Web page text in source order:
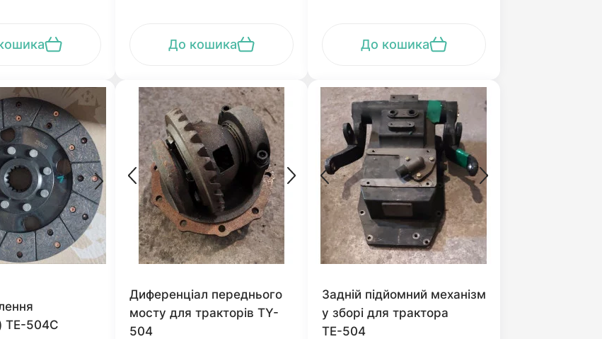
До кошика До кошика
ТЕ-504С
Диференціал переднього
мосту для тракторів TY-
504
Задній підйомний механізм
у зборі для трактора
ТЕ-504